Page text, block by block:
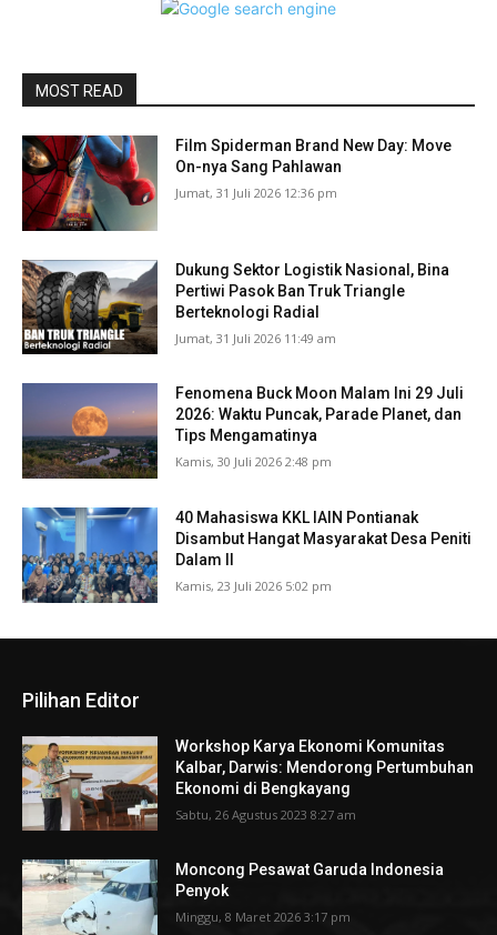
MOST READ
Film Spiderman Brand New Day: Move
On-nya Sang Pahlawan
Jumat, 31 Juli 2026 12:36 pm
Dukung Sektor Logistik Nasional, Bina
Pertiwi Pasok Ban Truk Triangle
Berteknologi Radial
Jumat, 31 Juli 2026 11:49 am
Fenomena Buck Moon Malam Ini 29 Juli
2026: Waktu Puncak, Parade Planet, dan
Tips Mengamatinya
Kamis, 30 Juli 2026 2:48 pm
40 Mahasiswa KKL IAIN Pontianak
Disambut Hangat Masyarakat Desa Peniti
Dalam II
Kamis, 23 Juli 2026 5:02 pm
Pilihan Editor
Workshop Karya Ekonomi Komunitas
Kalbar, Darwis: Mendorong Pertumbuhan
Ekonomi di Bengkayang
Sabtu, 26 Agustus 2023 8:27 am
Moncong Pesawat Garuda Indonesia
Penyok
Minggu, 8 Maret 2026 3:17 pm